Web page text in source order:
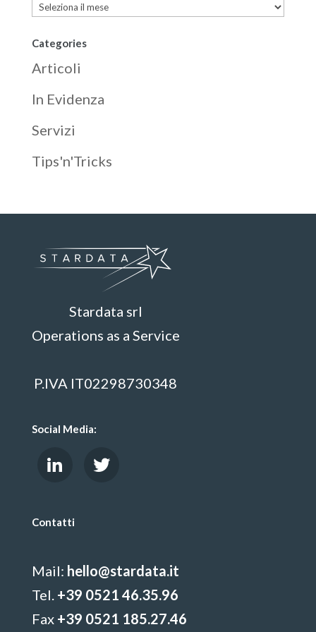
Archives
Categories
Articoli
In Evidenza
Servizi
Tips'n'Tricks
Stardata srl
Operations as a Service
P.IVA IT02298730348
Social Media:
Contatti
Mail: hello@stardata.it
Tel. +39 0521 46.35.96
Fax +39 0521 185.27.46